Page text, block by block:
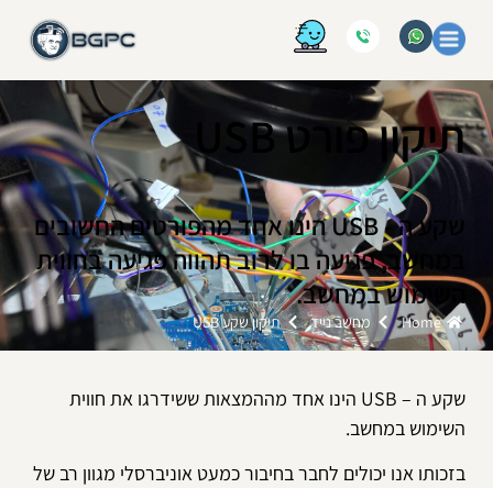
תיקון פורט USB
שקע ה - USB הינו אחד מהפורטים החשובים
במחשב, פגיעה בו לרוב תהווה פגיעה בחווית
השימוש במחשב.
Home מחשב נייד תיקון שקע USB
שקע ה – USB הינו אחד מההמצאות ששידרגו את חווית
השימוש במחשב.
בזכותו אנו יכולים לחבר בחיבור כמעט אוניברסלי מגוון רב של